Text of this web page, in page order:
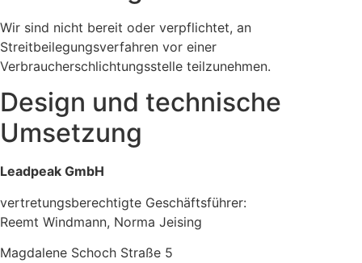
Wir sind nicht bereit oder verpflichtet, an
Streitbeilegungsverfahren vor einer
Verbraucherschlichtungsstelle teilzunehmen.
Design und technische
Umsetzung
Leadpeak GmbH
vertretungsberechtigte Geschäftsführer:
Reemt Windmann, Norma Jeising
Magdalene Schoch Straße 5